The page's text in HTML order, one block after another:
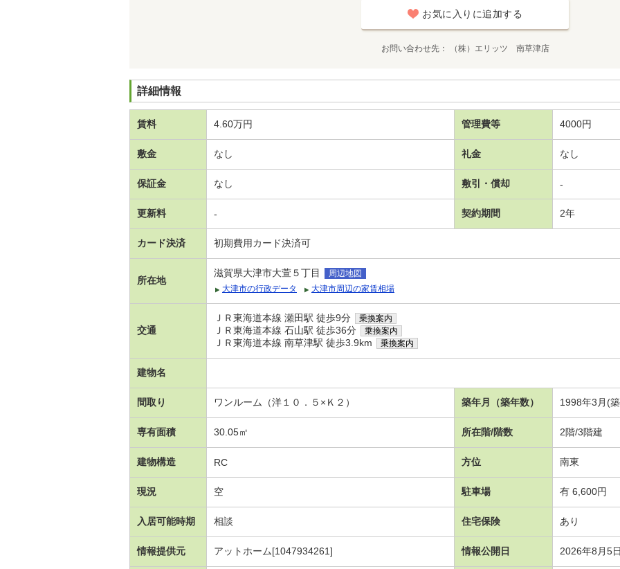
お気に入りに追加する
お問い合わせ先 （株）エリッツ 南草津店
詳細情報
賃料 4.60万円 管理費等 4000円
敷金 なし 礼金 なし
保証金 なし 敷引・償却 -
更新料 - 契約期間 2年
カード決済 初期費用カード決済可
所在地
滋賀県大津市大萱５丁目
周辺地図
大津市の行政データ
大津市周辺の家賃相場
交通
ＪＲ東海道本線 瀬田駅 徒歩9分 乗換案内
ＪＲ東海道本線 石山駅 徒歩36分 乗換案内
ＪＲ東海道本線 南草津駅 徒歩3.9km 乗換案内
建物名
間取り ワンルーム（洋１０．５×Ｋ２） 築年月（築年数） 1998年3月(
専有面積 30.05㎡ 所在階/階数 2階/3階建
建物構造 RC 方位 南東
現況 空 駐車場 有 6,600円
入居可能時期 相談 住宅保険 あり
情報提供元 アットホーム[1047934261] 情報公開日 2026年8月5日